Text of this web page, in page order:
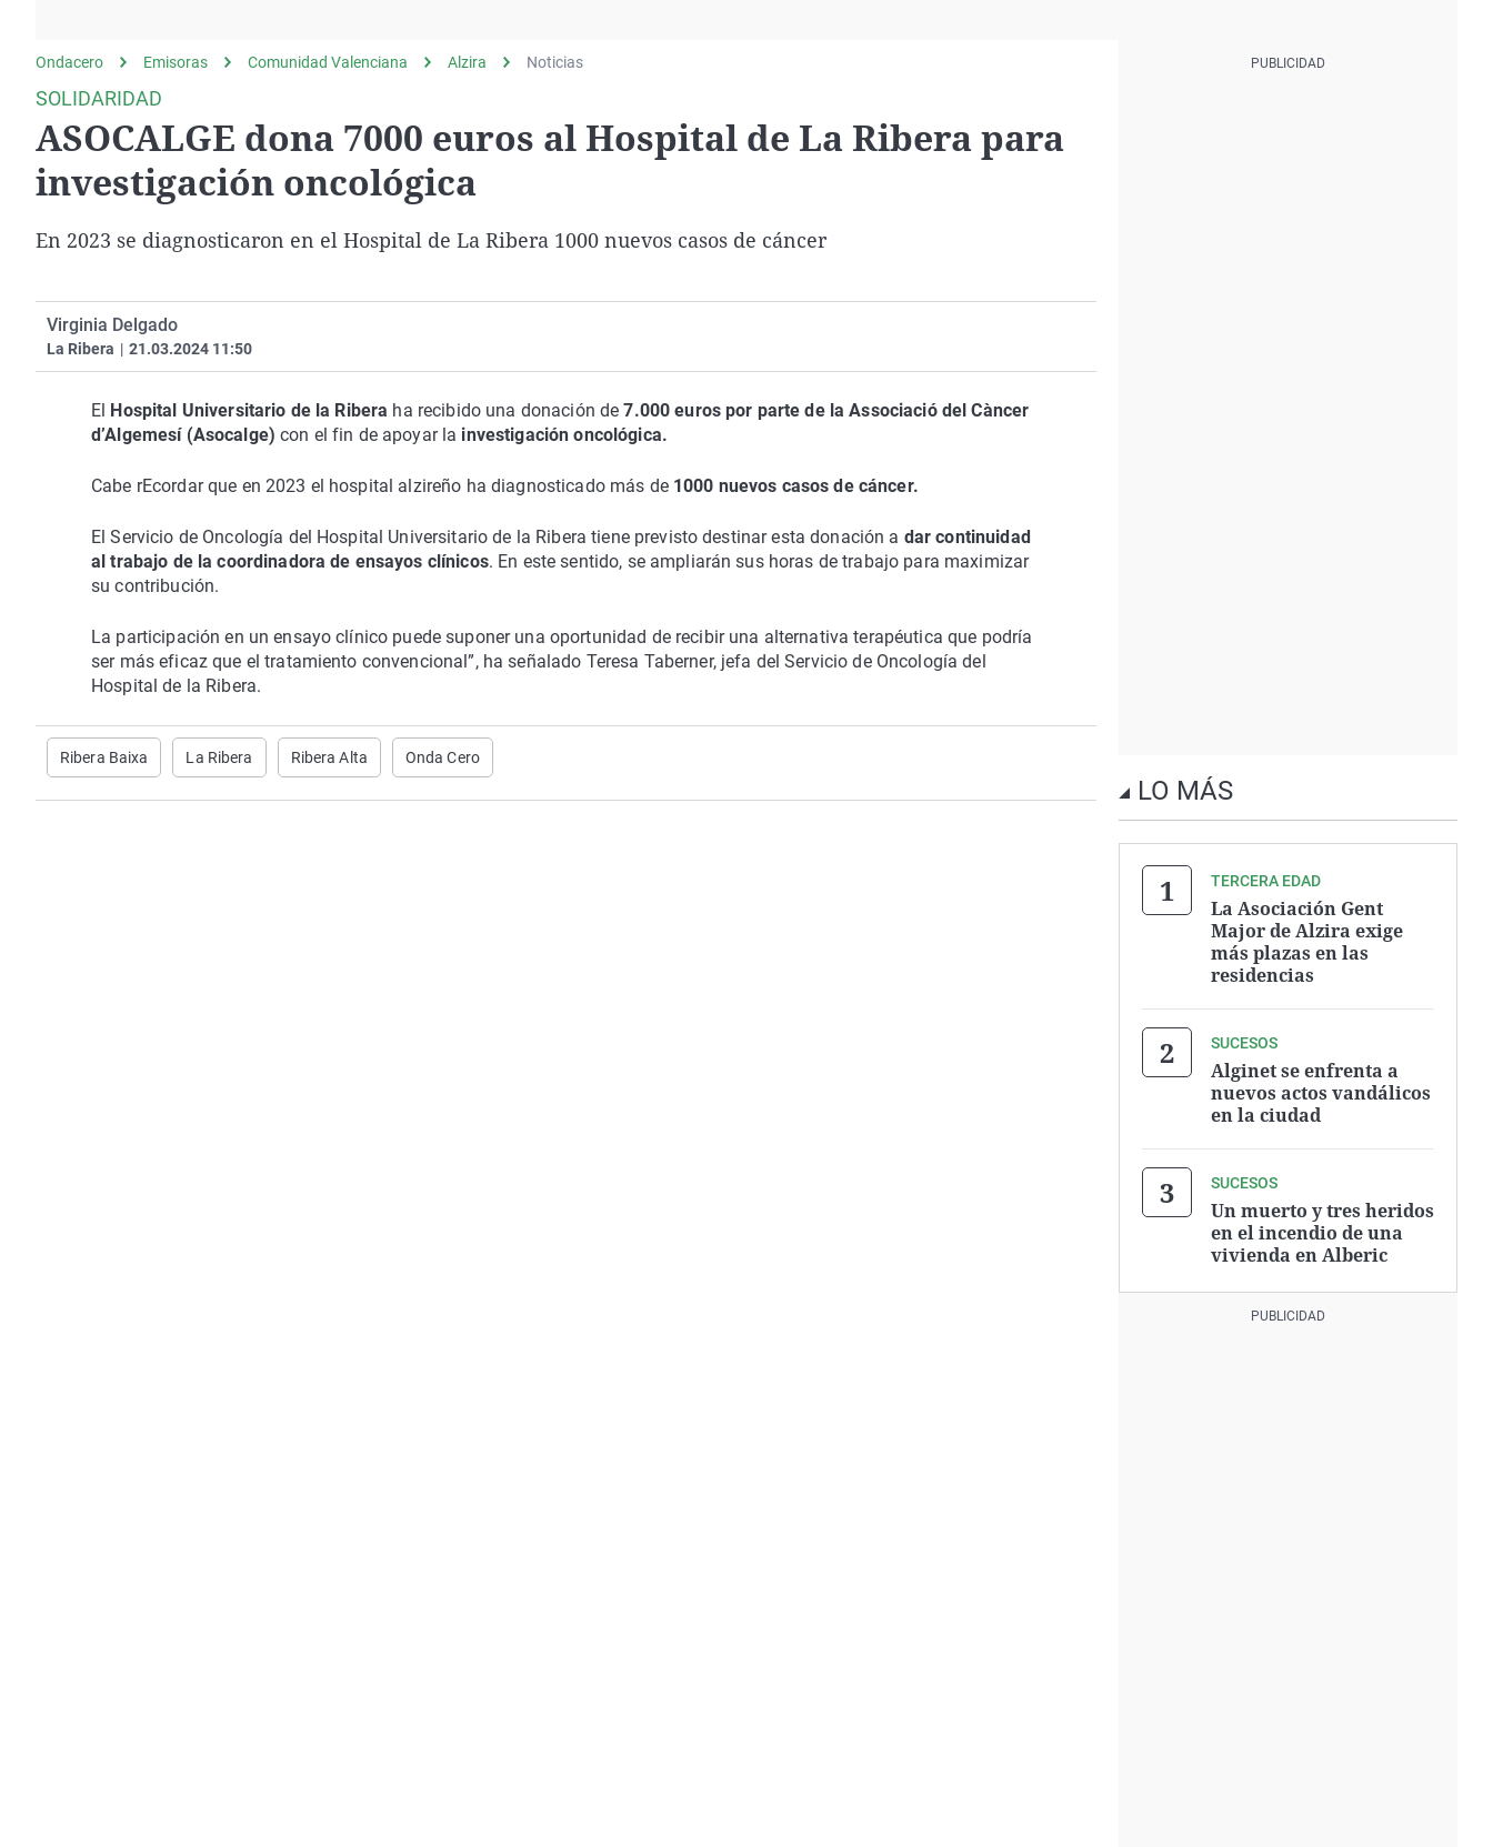
Operación Viuda
Negra
Navarra
Ondacero Emisoras Comunidad Valenciana Alzira Noticias
SOLIDARIDAD
ASOCALGE dona 7000 euros al Hospital de La Ribera para
investigación oncológica
En 2023 se diagnosticaron en el Hospital de La Ribera 1000 nuevos casos de cáncer
Virginia Delgado
La Ribera | 21.03.2024 11:50
El Hospital Universitario de la Ribera ha recibido una donación de7.000 euros por parte de la Associació del Càncer
d’Algemesí (Asocalge) con el fin de apoyar la investigación oncológica.
Cabe rEcordar que en 2023 el hospital alzireño ha diagnosticado más de 1000 nuevos casos de cáncer.
El Servicio de Oncología del Hospital Universitario de la Ribera tiene previsto destinar esta donación a dar continuidad
al trabajo de la coordinadora de ensayos clínicos. En este sentido, se ampliarán sus horas de trabajo para maximizar
su contribución.
La participación en un ensayo clínico puede suponer una oportunidad de recibir una alternativa terapéutica que podría
ser más eficaz que el tratamiento convencional”, ha señalado Teresa Taberner, jefa del Servicio de Oncología del
Hospital de la Ribera.
Ribera Baixa La Ribera Ribera Alta Onda Cero
LO MÁS
TERCERA EDAD
La Asociación Gent
Major de Alzira exige
más plazas en las
residencias
SUCESOS
Alginet se enfrenta a
nuevos actos vandálicos
en la ciudad
SUCESOS
Un muerto y tres heridos
en el incendio de una
vivienda en Alberic